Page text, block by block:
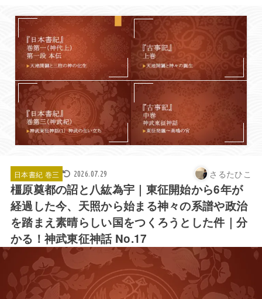
日本書紀 巻三 2026.07.29 さるたひこ
橿原奠都の詔と八紘為宇｜東征開始から6年が
経過した今、天照から始まる神々の系譜や政治
を踏まえ素晴らしい国をつくろうとした件｜分
かる！神武東征神話 No.17